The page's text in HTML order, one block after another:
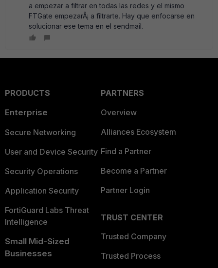
a empezar a filtrar en todas las redes y el mismo
FTGate empezarÃ¡ a filtrarte. Hay que enfocarse en
solucionar ese tema en el sendmail.
PRODUCTS
Enterprise
Secure Networking
User and Device Security
Security Operations
Application Security
FortiGuard Labs Threat
Intelligence
Small Mid-Sized
Businesses
PARTNERS
Overview
Alliances Ecosystem
Find a Partner
Become a Partner
Partner Login
TRUST CENTER
Trusted Company
Trusted Process